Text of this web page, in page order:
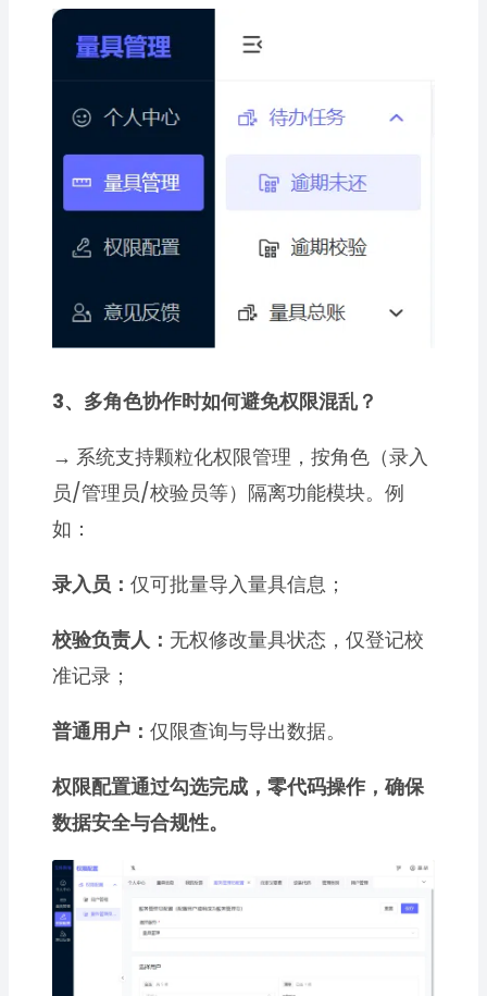
3、多角色协作时如何避免权限混乱？
→系统支持颗粒化权限管理，按角色（录入
员/管理员/校验员等）隔离功能模块。例
如：
录入员：仅可批量导入量具信息；
校验负责人： 无权修改量具状态，仅登记校
准记录；
普通用户：仅限查询与导出数据。
权限配置通过勾选完成，零代码操作，确保
数据安全与合规性。